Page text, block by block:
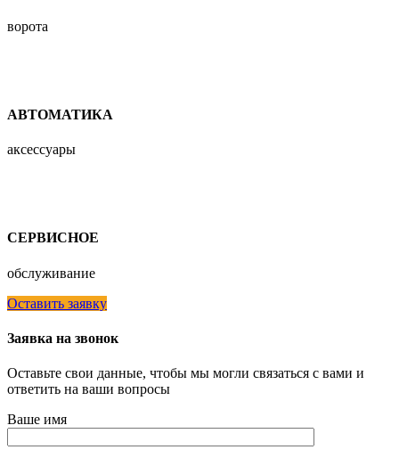
ворота
АВТОМАТИКА
аксессуары
СЕРВИСНОЕ
обслуживание
Оставить заявку
Заявка на звонок
Оставьте свои данные, чтобы мы могли связаться с вами и
ответить на ваши вопросы
Ваше имя